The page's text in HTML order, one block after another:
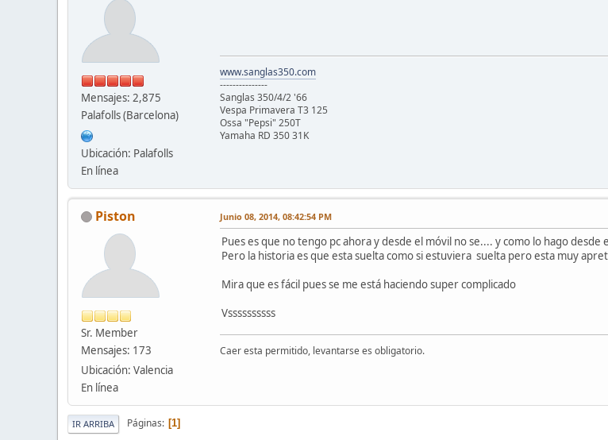
Mensajes: 2,875
Palafolls (Barcelona)
Ubicación: Palafolls
En línea
www.sanglas350.com
---------------
Sanglas 350/4/2 '66
Vespa Primavera T3 125
Ossa "Pepsi" 250T
Yamaha RD 350 31K
Piston
Sr. Member
Mensajes: 173
Ubicación: Valencia
En línea
Junio 08, 2014, 08:42:54 PM
Pues es que no tengo pc ahora y desde el móvil no se.... y como lo hago desde
Pero la historia es que esta suelta como si estuviera suelta pero esta muy
Mira que es fácil pues se me está haciendo super complicado
Vssssssssss
Caer esta permitido, levantarse es obligatorio.
IR ARRIBA Páginas 1